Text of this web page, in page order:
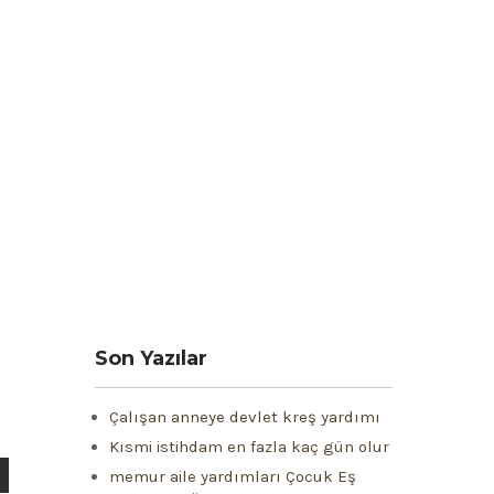
Son Yazılar
Çalışan anneye devlet kreş yardımı
Kısmi istihdam en fazla kaç gün olur
memur aile yardımları Çocuk Eş